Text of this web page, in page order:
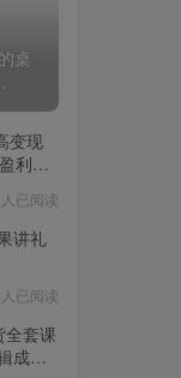
桌
变现
利赚
户案
已阅读
讲礼
已阅读
全套课
成片